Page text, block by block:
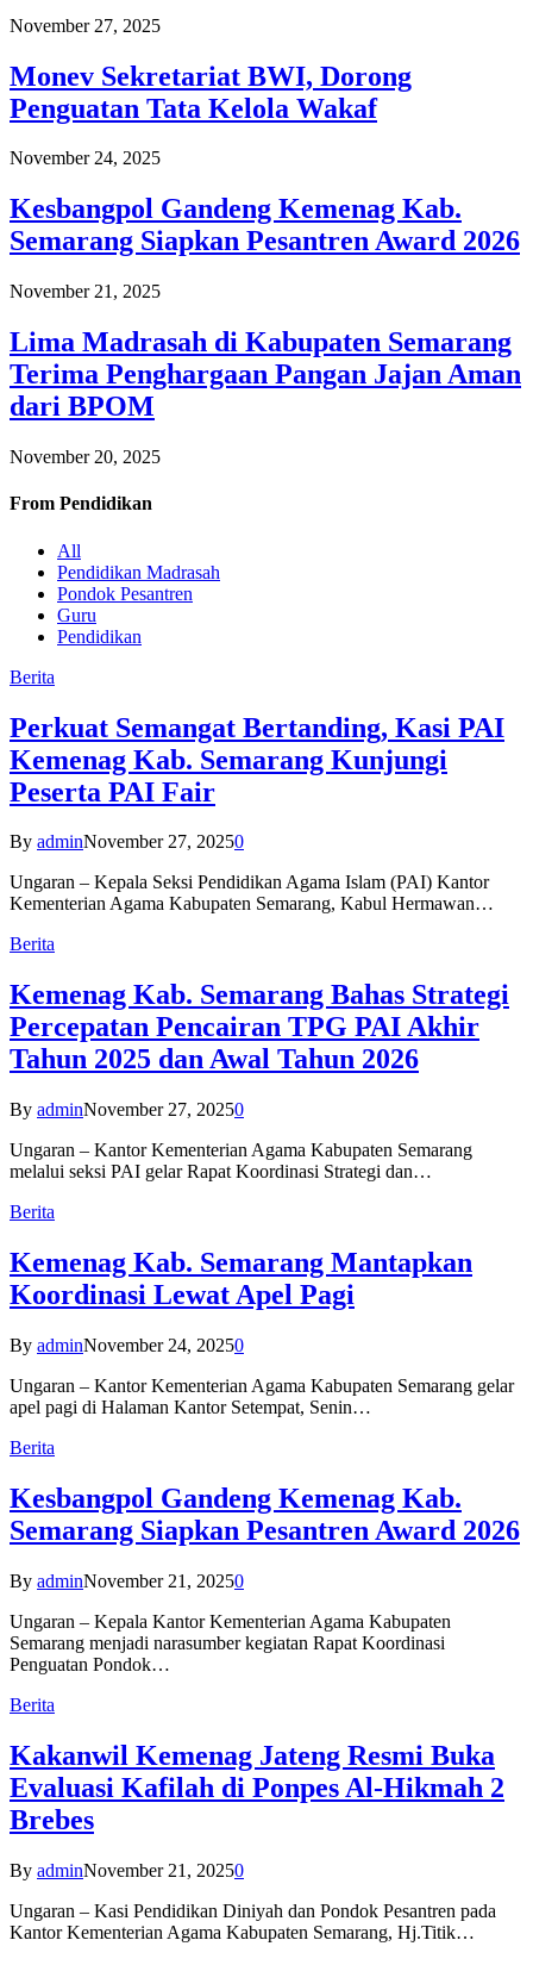
November 27, 2025
Monev Sekretariat BWI, Dorong
Penguatan Tata Kelola Wakaf
November 24, 2025
Kesbangpol Gandeng Kemenag Kab.
Semarang Siapkan Pesantren Award 2026
November 21, 2025
Lima Madrasah di Kabupaten Semarang
Terima Penghargaan Pangan Jajan Aman
dari BPOM
November 20, 2025
From Pendidikan
All
Pendidikan Madrasah
Pondok Pesantren
Guru
Pendidikan
Berita
Perkuat Semangat Bertanding, Kasi PAI
Kemenag Kab. Semarang Kunjungi
Peserta PAI Fair
By adminNovember 27, 20250
Ungaran – Kepala Seksi Pendidikan Agama Islam (PAI) Kantor
Kementerian Agama Kabupaten Semarang, Kabul Hermawan…
Berita
Kemenag Kab. Semarang Bahas Strategi
Percepatan Pencairan TPG PAI Akhir
Tahun 2025 dan Awal Tahun 2026
By adminNovember 27, 20250
Ungaran – Kantor Kementerian Agama Kabupaten Semarang
melalui seksi PAI gelar Rapat Koordinasi Strategi dan…
Berita
Kemenag Kab. Semarang Mantapkan
Koordinasi Lewat Apel Pagi
By adminNovember 24, 20250
Ungaran – Kantor Kementerian Agama Kabupaten Semarang gelar
apel pagi di Halaman Kantor Setempat, Senin…
Berita
Kesbangpol Gandeng Kemenag Kab.
Semarang Siapkan Pesantren Award 2026
By adminNovember 21, 20250
Ungaran – Kepala Kantor Kementerian Agama Kabupaten
Semarang menjadi narasumber kegiatan Rapat Koordinasi
Penguatan Pondok…
Berita
Kakanwil Kemenag Jateng Resmi Buka
Evaluasi Kafilah di Ponpes Al-Hikmah 2
Brebes
By adminNovember 21, 20250
Ungaran – Kasi Pendidikan Diniyah dan Pondok Pesantren pada
Kantor Kementerian Agama Kabupaten Semarang, Hj.Titik…